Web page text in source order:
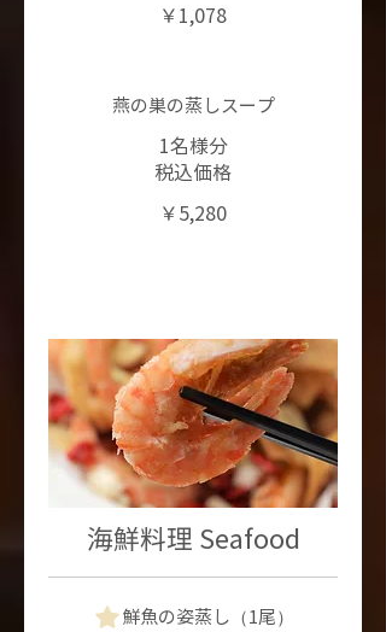
￥1,078
燕の巣の蒸しスープ
1名様分
税込価格
￥5,280
海鮮料理 Seafood
鮮魚の姿蒸し（1尾）